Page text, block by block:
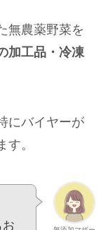
無農薬野菜を
加工品・冷凍
にバイヤーが
。